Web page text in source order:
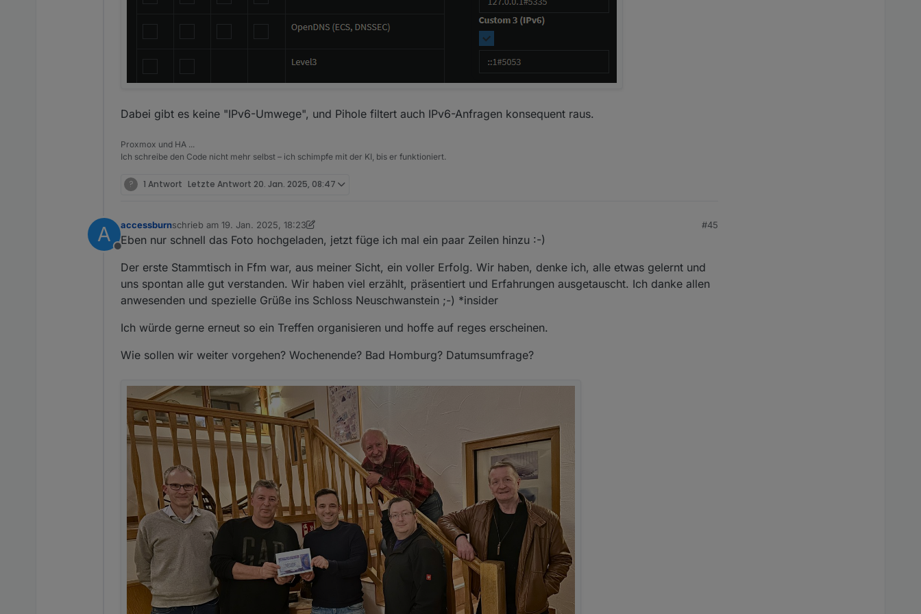
[Vor Ort-Treffen:
**!! Attention please !! Link zur Umfrage für das nächste Usertreffen
https://nuudel.digitalcourage.de/3OzTQc24ys64bhlf
bitte gerne Datum ergänzen und auch Vorschläge für den Ort sind gerne Willkommen !! **
Wer Bock hat kann auch gerne zwischendurch in den Discord-Channel schauen :-) Einer ist meist online, und hilft bei
Dabei gibt es keine "IPv6-Umwege", und Pihole filtert auch IPv6-Anfragen konsequent raus.
Proxmox und HA ...
Ich schreibe den Code nicht mehr selbst – ich schimpfe mit der KI, bis er funktioniert.
? 1 Antwort Letzte Antwort 20. Jan. 2025, 08:47
A
Offline
accessburnschrieb am 19. Jan. 2025, 18:23
zuletzt editiert von accessburn
#45
Eben nur schnell das Foto hochgeladen, jetzt füge ich mal ein paar Zeilen hinzu :-)
Der erste Stammtisch in Ffm war, aus meiner Sicht, ein voller Erfolg. Wir haben, denke ich, alle etwas gelernt und
uns spontan alle gut verstanden. Wir haben viel erzählt, präsentiert und Erfahrungen ausgetauscht. Ich danke allen
anwesenden und spezielle Grüße ins Schloss Neuschwanstein ;-) *insider
Ich würde gerne erneut so ein Treffen organisieren und hoffe auf reges erscheinen.
Wie sollen wir weiter vorgehen? Wochenende? Bad Homburg? Datumsumfrage?